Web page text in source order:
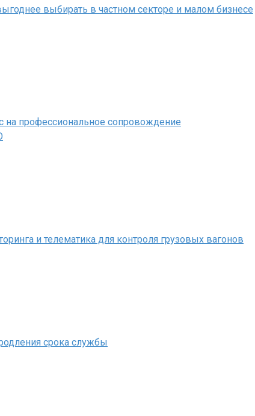
выбирать в частном секторе и малом бизнесе
на профессиональное сопровождение
и телематика для контроля грузовых вагонов
срока службы